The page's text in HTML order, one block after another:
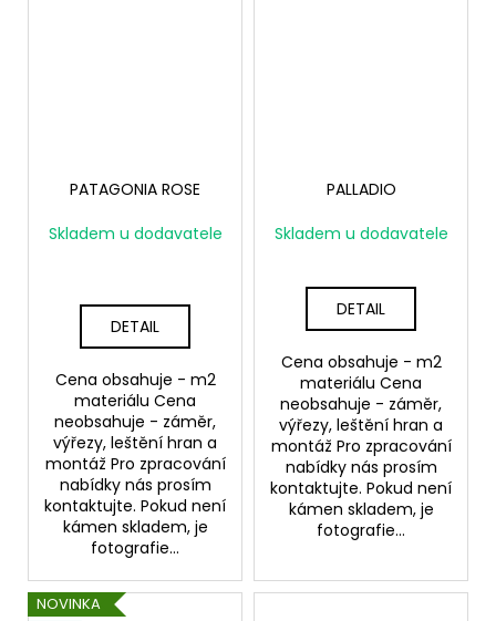
PATAGONIA ROSE
Skladem u dodavatele
DETAIL
Cena obsahuje - m2
materiálu Cena
neobsahuje - záměr,
výřezy, leštění hran a
montáž Pro zpracování
nabídky nás prosím
kontaktujte. Pokud není
kámen skladem, je
fotografie...
PALLADIO
Skladem u dodavatele
DETAIL
Cena obsahuje - m2
materiálu Cena
neobsahuje - záměr,
výřezy, leštění hran a
montáž Pro zpracování
nabídky nás prosím
kontaktujte. Pokud není
kámen skladem, je
fotografie...
NOVINKA